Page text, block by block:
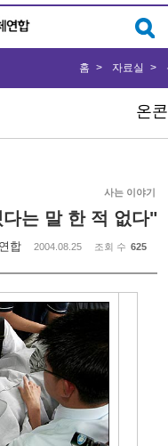
온콘
홈 자료실
사는 이야기
는 말 한 적 없다"
합 2004.08.25 조회 수 625